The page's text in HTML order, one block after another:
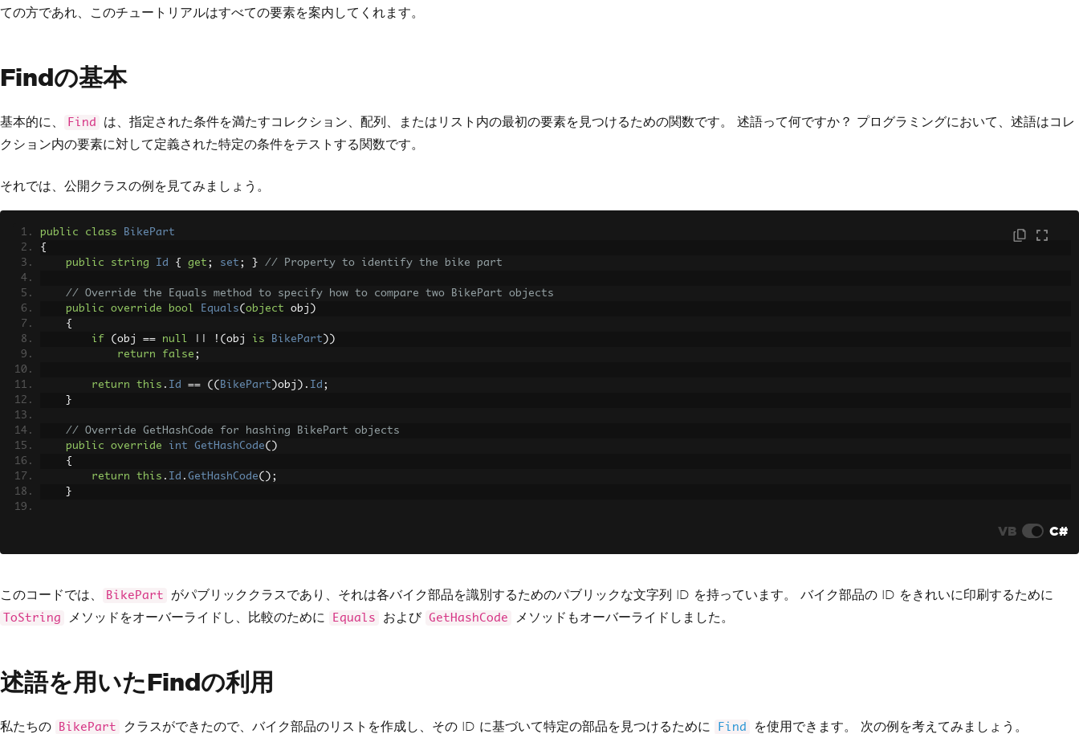
ての方であれ、このチュートリアルはすべての要素を案内してくれます。
Findの基本
基本的に、 Find
は、指定された条件を満たすコレクション、配列、またはリスト内の最初の要素を見つけるための関数です。 述語って何ですか？ プログラミングにおいて、述語はコレ
クション内の要素に対して定義された特定の条件をテストする関数です。
それでは、公開クラスの例を見てみましょう。
public class
BikePart
{
public
string Id { get ; set ; } // Property to identify the bike part
// Override the Equals method to specify how to compare two BikePart objects
public
override bool Equals( object obj )
{
if
( obj == null !( obj is BikePart ))
return
false ;
return this . Id == (( BikePart )obj ). Id ;
}
// Override GetHashCode for hashing BikePart objects
public
override int GetHashCode()
{
return
this . Id . GetHashCode();
}
{
}
VB C#
このコードでは、 BikePart がパブリッククラスであり、それは各バイク部品を識別するためのパブリックな文字列 ID を持っています。 バイク部品の ID をきれいに印刷するために
ToString メソッドをオーバーライドし、比較のために Equals および GetHashCode メソッドもオーバーライドしました。
述語を用いたFindの利用
私たちの BikePart クラスができたので、バイク部品のリストを作成し、その ID に基づいて特定の部品を見つけるために Find を使用できます。 次の例を考えてみましょう。